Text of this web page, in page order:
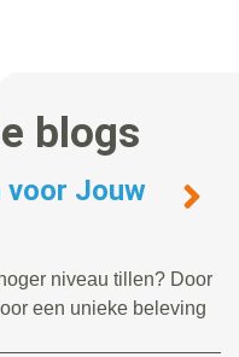
blogs
voor Jouw
niveau tillen? Door
een unieke beleving